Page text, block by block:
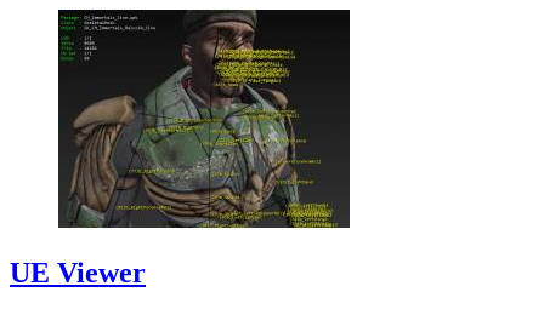
UE Viewer